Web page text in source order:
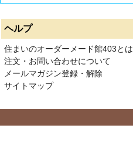
ヘルプ
住まいのオーダーメード館403とは
注文・お問い合わせについて
メールマガジン登録・解除
サイトマップ